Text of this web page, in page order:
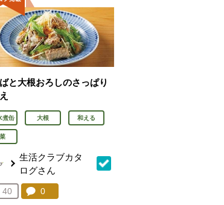
と大根おろしのさっぱり
煮缶 大根 和える
生活クラブカタ
ログさん
お気に入り登録：
40
人が登録
コメント：
0件。コメントを見る。